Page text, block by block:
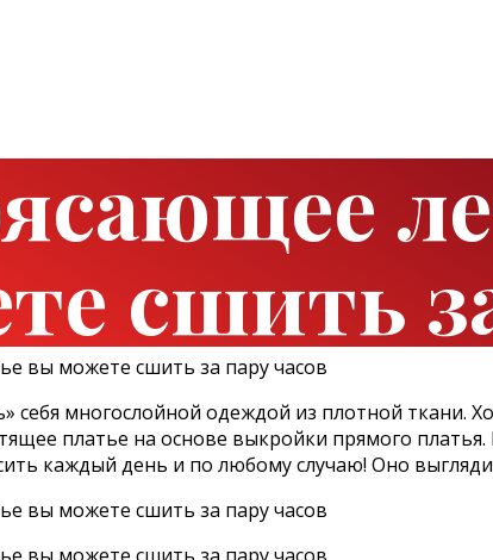
сшить
себя многослойной одеждой из плотной
платье на основе выкройки прямого
каждый день и по любому случаю! Оно